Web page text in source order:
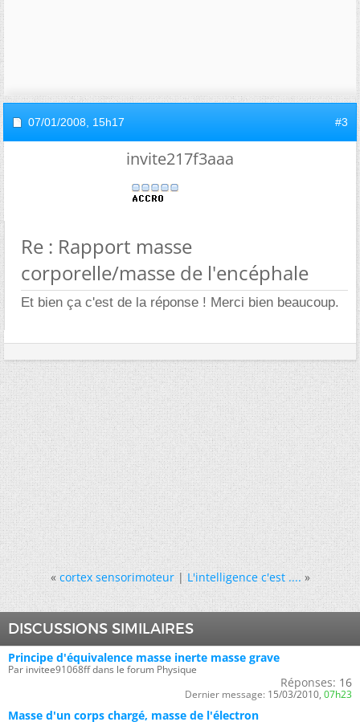
07/01/2008, 15h17 #3
invite217f3aaa
Re : Rapport masse
corporelle/masse de l'encéphale
Et bien ça c'est de la réponse ! Merci bien beaucoup.
« cortex sensorimoteur|L'intelligence c'est .... »
DISCUSSIONS SIMILAIRES
Principe d'équivalence masse inerte masse grave
Par invitee91068ff dans le forum Physique
Réponses: 16
Dernier message: 15/03/2010, 07h23
Masse d'un corps chargé, masse de l'électron